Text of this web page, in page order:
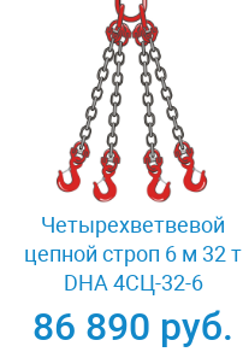
Четырехветвевой
цепной строп 6 м 32 т
DHA 4СЦ-32-6
86 890 руб.